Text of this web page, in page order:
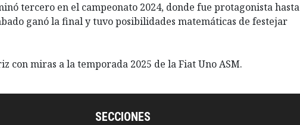
tercero en el campeonato 2024, donde fue protagonista hasta
ganó la final y tuvo posibilidades matemáticas de festejar
con miras a la temporada 2025 de la Fiat Uno ASM.
SECCIONES